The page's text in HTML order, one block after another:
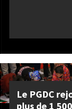
Le PGDC
plus de 1 500